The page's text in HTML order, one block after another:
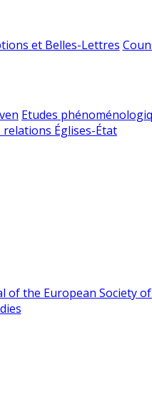
et Belles-Lettres
Etudes
relations Églises-État
of the European Society